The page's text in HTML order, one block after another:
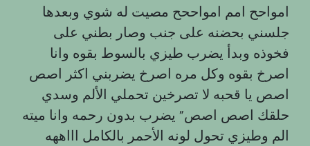
امواحح امم امواححح مصيت له شوي وبعدها
جلسني بحضنه على جنب وصار بطني على
فخوذه وبدأ يضرب طيزي بالسوط بقوه وانا
اصرخ بقوه وكل مره اصرخ يضربني اكثر اصص
اصص يا قحبه لا تصرخين تحملي الألم وسدي
حلقك اصص اصص” يضرب بدون رحمه وانا ميته
الم وطيزي تحول لونه الأحمر بالكامل اااههه